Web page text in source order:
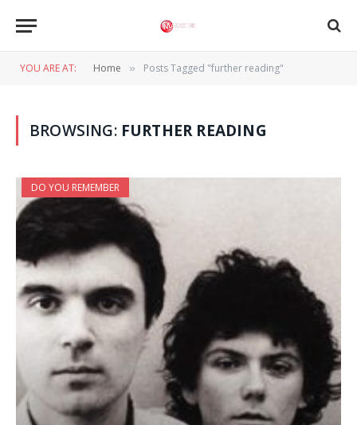
YOU ARE AT: Home » Posts Tagged "further reading"
BROWSING: FURTHER READING
DO YOU REMEMBER